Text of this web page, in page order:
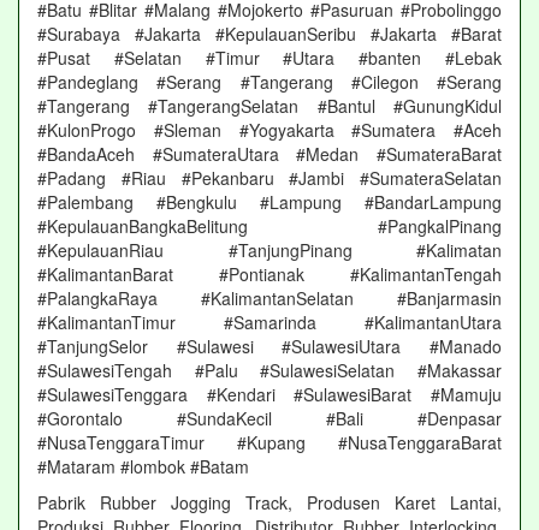
#Batu #Blitar #Malang #Mojokerto #Pasuruan #Probolinggo
#Surabaya #Jakarta #KepulauanSeribu #Jakarta #Barat
#Pusat #Selatan #Timur #Utara #banten #Lebak
#Pandeglang #Serang #Tangerang #Cilegon #Serang
#Tangerang #TangerangSelatan #Bantul #GunungKidul
#KulonProgo #Sleman #Yogyakarta #Sumatera #Aceh
#BandaAceh #SumateraUtara #Medan #SumateraBarat
#Padang #Riau #Pekanbaru #Jambi #SumateraSelatan
#Palembang #Bengkulu #Lampung #BandarLampung
#KepulauanBangkaBelitung #PangkalPinang
#KepulauanRiau #TanjungPinang #Kalimatan
#KalimantanBarat #Pontianak #KalimantanTengah
#PalangkaRaya #KalimantanSelatan #Banjarmasin
#KalimantanTimur #Samarinda #KalimantanUtara
#TanjungSelor #Sulawesi #SulawesiUtara #Manado
#SulawesiTengah #Palu #SulawesiSelatan #Makassar
#SulawesiTenggara #Kendari #SulawesiBarat #Mamuju
#Gorontalo #SundaKecil #Bali #Denpasar
#NusaTenggaraTimur #Kupang #NusaTenggaraBarat
#Mataram #lombok #Batam
Pabrik Rubber Jogging Track, Produsen Karet Lantai,